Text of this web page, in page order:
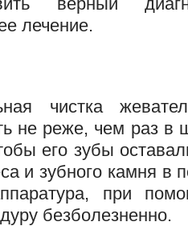
лечение.
чистка
не реже, чем раз в
его зубы
и зубного камня в
при
безболезненно.